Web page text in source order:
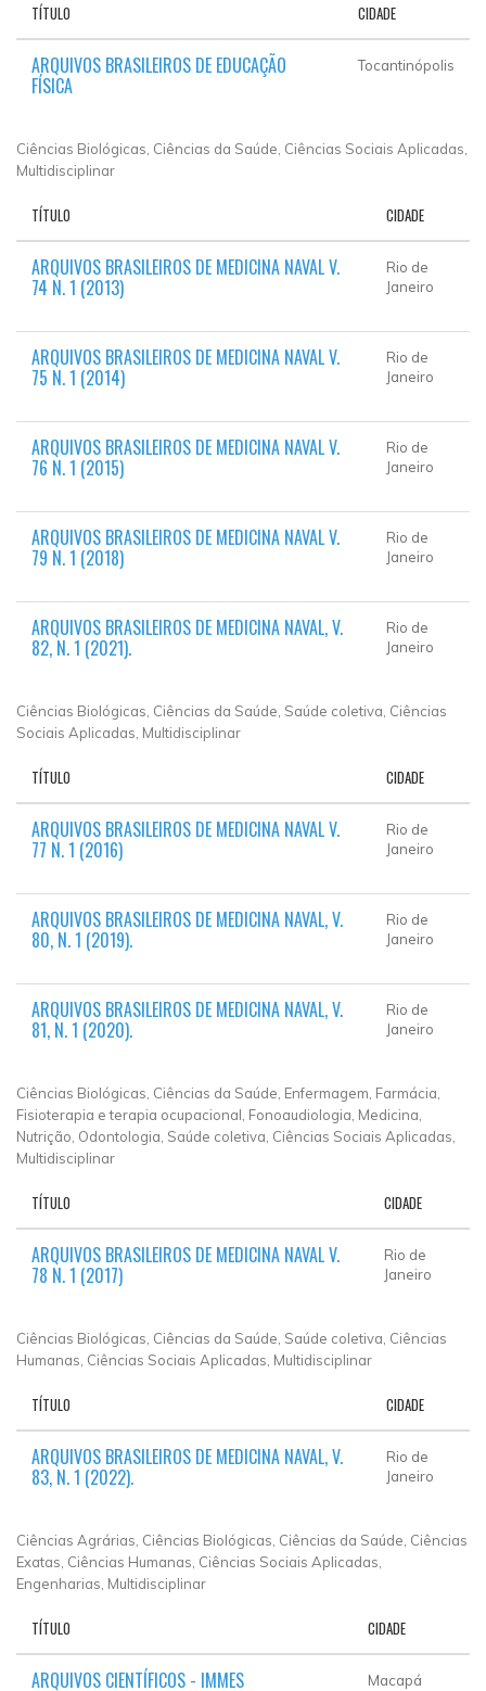
TÍTULO CIDADE
ARQUIVOS BRASILEIROS DE EDUCAÇÃO
FÍSICA
Tocantinópolis
Ciências Biológicas, Ciências da Saúde, Ciências Sociais Aplicadas,
Multidisciplinar
TÍTULO CIDADE
ARQUIVOS BRASILEIROS DE MEDICINA NAVAL V.
74 N. 1 (2013)
Rio de
Janeiro
ARQUIVOS BRASILEIROS DE MEDICINA NAVAL V.
75 N. 1 (2014)
Rio de
Janeiro
ARQUIVOS BRASILEIROS DE MEDICINA NAVAL V.
76 N. 1 (2015)
Rio de
Janeiro
ARQUIVOS BRASILEIROS DE MEDICINA NAVAL V.
79 N. 1 (2018)
Rio de
Janeiro
ARQUIVOS BRASILEIROS DE MEDICINA NAVAL, V.
82, N. 1 (2021).
Rio de
Janeiro
Ciências Biológicas, Ciências da Saúde, Saúde coletiva, Ciências
Sociais Aplicadas, Multidisciplinar
TÍTULO CIDADE
ARQUIVOS BRASILEIROS DE MEDICINA NAVAL V.
77 N. 1 (2016)
Rio de
Janeiro
ARQUIVOS BRASILEIROS DE MEDICINA NAVAL, V.
80, N. 1 (2019).
Rio de
Janeiro
ARQUIVOS BRASILEIROS DE MEDICINA NAVAL, V.
81, N. 1 (2020).
Rio de
Janeiro
Ciências Biológicas, Ciências da Saúde, Enfermagem, Farmácia,
Fisioterapia e terapia ocupacional, Fonoaudiologia, Medicina,
Nutrição, Odontologia, Saúde coletiva, Ciências Sociais Aplicadas,
Multidisciplinar
TÍTULO CIDADE
ARQUIVOS BRASILEIROS DE MEDICINA NAVAL V.
78 N. 1 (2017)
Rio de
Janeiro
Ciências Biológicas, Ciências da Saúde, Saúde coletiva, Ciências
Humanas, Ciências Sociais Aplicadas, Multidisciplinar
TÍTULO CIDADE
ARQUIVOS BRASILEIROS DE MEDICINA NAVAL, V.
83, N. 1 (2022).
Rio de
Janeiro
Ciências Agrárias, Ciências Biológicas, Ciências da Saúde, Ciências
Exatas, Ciências Humanas, Ciências Sociais Aplicadas,
Engenharias, Multidisciplinar
TÍTULO CIDADE
ARQUIVOS CIENTÍFICOS - IMMES Macapá